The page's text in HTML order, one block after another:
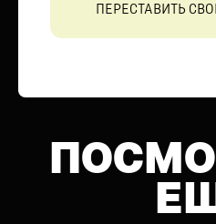
ПЕРЕСТАВИТЬ